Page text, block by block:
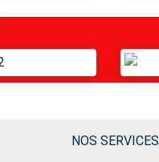
NOS SERVICES